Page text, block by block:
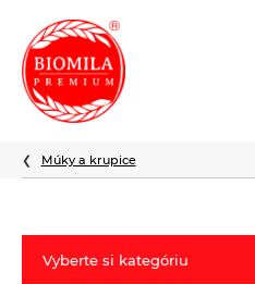
výroba
a
nielen
Múky a krupice
Vyberte si kategóriu